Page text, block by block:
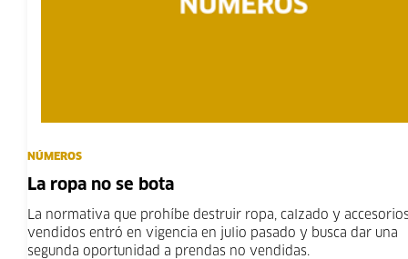
NÚMEROS
La ropa no se bota
La normativa que prohíbe destruir ropa, calzado y
vendidos entró en vigencia en julio pasado y busca dar una
segunda oportunidad a prendas no vendidas.